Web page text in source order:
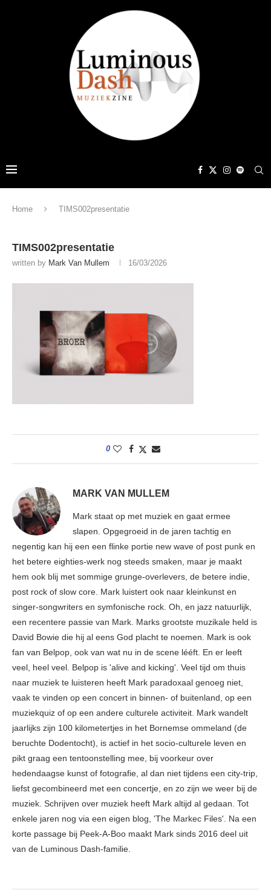
Home TIMS002presentatie
TIMS002presentatie
written by Mark Van Mullem 16/03/2026
0
MARK VAN MULLEM
Mark staat op met muziek en gaat ermee
slapen. Opgegroeid in de jaren tachtig en
negentig kan hij een een flinke portie new wave of post punk en
het betere eighties-werk nog steeds smaken, maar je maakt
hem ook blij met sommige grunge-overlevers, de betere indie,
post rock of slow core. Mark luistert ook naar kleinkunst en
singer-songwriters en symfonische rock. Oh, en jazz natuurlijk,
een recentere passie van Mark. Marks grootste muzikale held is
David Bowie die hij al eens God placht te noemen. Mark is ook
fan van Belpop, ook van wat nu in de scene lééft. En er leeft
veel, heel veel. Belpop is 'alive and kicking'. Veel tijd om thuis
naar muziek te luisteren heeft Mark paradoxaal genoeg niet,
vaak te vinden op een concert in binnen- of buitenland, op een
muziekquiz of op een andere culturele activiteit. Mark wandelt
jaarlijks zijn 100 kilometertjes in het Bornemse ommeland (de
beruchte Dodentocht), is actief in het socio-culturele leven en
pikt graag een tentoonstelling mee, bij voorkeur over
hedendaagse kunst of fotografie, al dan niet tijdens een city-trip,
liefst gecombineerd met een concertje, en zo zijn we weer bij de
muziek. Schrijven over muziek heeft Mark altijd al gedaan. Tot
enkele jaren nog via een eigen blog, 'The Markec Files'. Na een
korte passage bij Peek-A-Boo maakt Mark sinds 2016 deel uit
van de Luminous Dash-familie.